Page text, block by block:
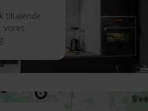
tiltalende
vores